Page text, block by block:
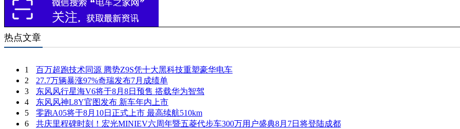
热点文章
1
百万超跑技术同源 腾势Z9S凭十大黑科技重塑豪华电车
2
27.7万辆暴涨97%奇瑞发布7月成绩单
3
东风风行星海V6将于8月8日预售 搭载华为智驾
4
东风风神L8Y官图发布 新车年内上市
5
零跑A05将于8月10日正式上市 最高续航510km
6
共庆里程碑时刻！宏光MINIEV六周年暨五菱代步车300万用户盛典8月7日将登陆成都